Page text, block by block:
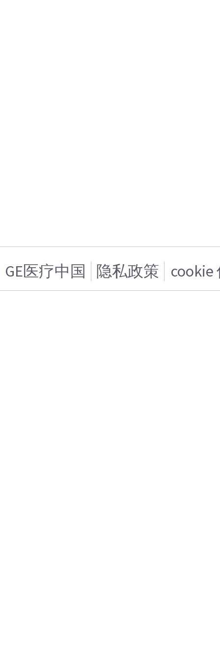
GE医疗中国 隐私政策 cookie